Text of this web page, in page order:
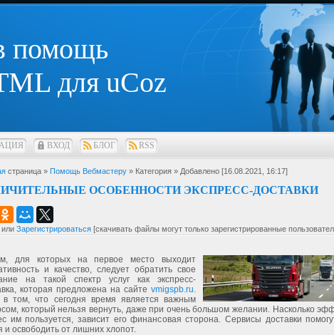
помощь
для uCoz
ВХОД БЛОГ RSS
страница » Помощь Вебмастеру » Категория » Добавлено [16.08.2021, 16:17]
ОСОБЕННОСТИ ЭКСПРЕСС-ДОСТАВКИ
или Зарегистрироваться [скачивать файлы могут только зарегистрированные
для которых на первое место выходит
и качество, следует обратить свое
на такой спектр услуг как экспресс-
которая предложена на сайте vmigspb.ru.
том, что сегодня время является важным
который нельзя вернуть, даже при очень большом желании. Насколько
им пользуется, зависит его финансовая сторона. Сервисы доставки
и освободить от лишних хлопот.